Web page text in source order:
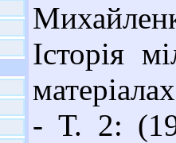
Історія
- Т. 2: